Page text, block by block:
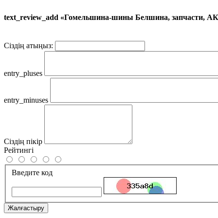
text_review_add «Гомельшина-шины Белшина, запчасти,
Сіздің атыңыз:
entry_pluses
entry_minuses
Сіздің пікір
Рейтингі
Введите код
Жалғастыру